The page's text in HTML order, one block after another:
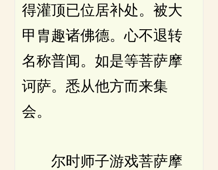
得灌顶已位居补处。被大
甲胄趣诸佛德。心不退转
名称普闻。如是等菩萨摩
诃萨。悉从他方而来集
会。
尔时师子游戏菩萨摩